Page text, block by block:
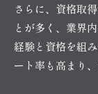
さらに、資格取
とが多く、業界
経験と資格を組
ート率も高まり